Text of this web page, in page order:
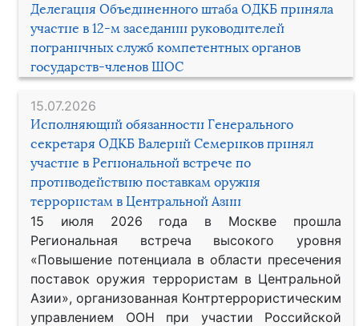
Делегация Объединенного штаба ОДКБ приняла
участие в 12-м заседании руководителей
пограничных служб компетентных органов
государств-членов ШОС
15.07.2026
Исполняющий обязанности Генерального
секретаря ОДКБ Валерий Семериков принял
участие в Региональной встрече по
противодействию поставкам оружия
террористам в Центральной Азии
15 июля 2026 года в Москве прошла
Региональная встреча высокого уровня
«Повышение потенциала в области пресечения
поставок оружия террористам в Центральной
Азии», организованная Контртеррористическим
управлением ООН при участии Российской